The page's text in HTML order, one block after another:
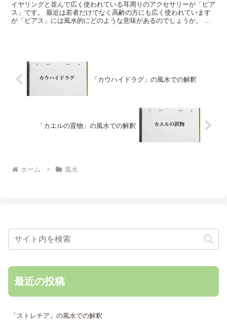
イヤリングと並んで広く使われている耳周りのアクセサリーが「ピア
ス」です。 最近は若者だけでなく高齢の方にも広く使われています
が「ピアス」には風水的にどのような意味があるのでしょうか。 今
「カウハイドラグ」の風水での解釈
「カエルの置物」の風水での解釈
ホーム 風水
最近の投稿
「ストレチア」の風水での解釈